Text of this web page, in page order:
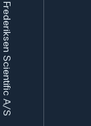
Frederiksen Scientific A/S